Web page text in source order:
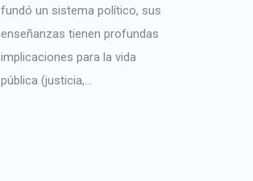
fundó un sistema político, sus
enseñanzas tienen profundas
implicaciones para la vida
pública (justicia,…